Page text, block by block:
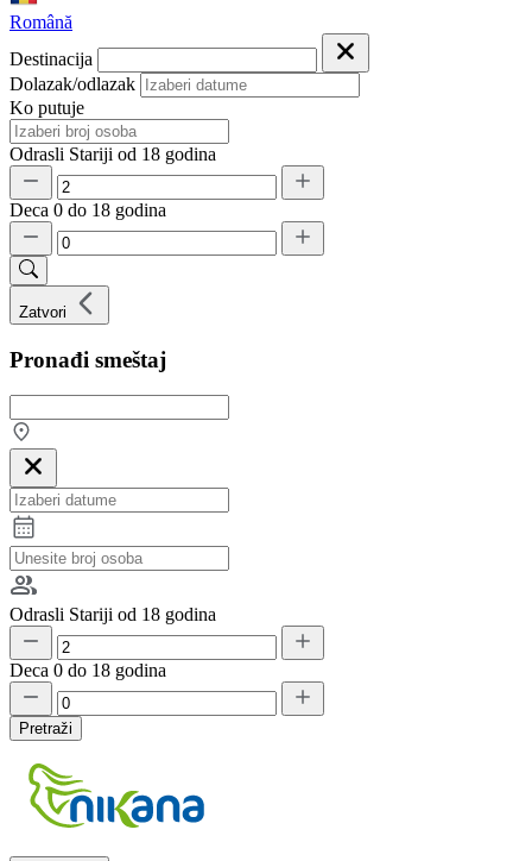
Română
Destinacija
Dolazak/odlazak
Ko putuje
Odrasli Stariji od 18 godina
Deca 0 do 18 godina
Zatvori
Pronađi smeštaj
Odrasli Stariji od 18 godina
Deca 0 do 18 godina
Pretraži